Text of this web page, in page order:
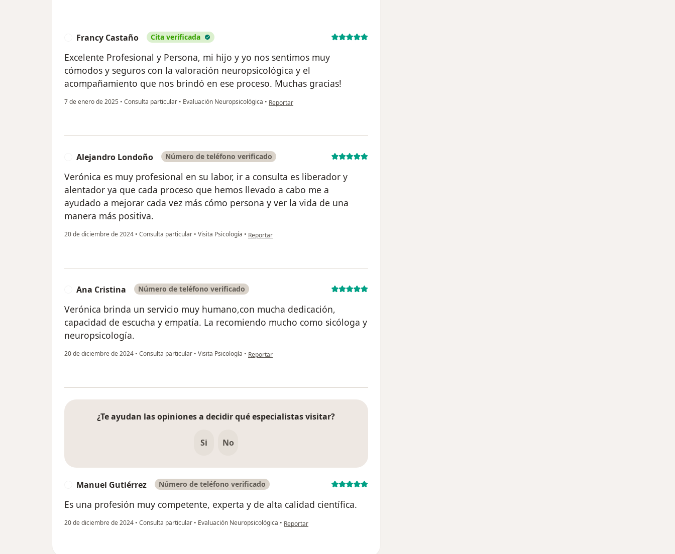
Francy Castaño Cita verificada
Excelente Profesional y Persona, mi hijo y yo nos sentimos muy
cómodos y seguros con la valoración neuropsicológica y el
acompañamiento que nos brindó en ese proceso. Muchas gracias!
7 de enero de 2025 • Consulta particular • Evaluación Neuropsicológica • en opinión del usuario Francy Castaño
Reportar
Alejandro Londoño Número de teléfono verificado
Verónica es muy profesional en su labor, ir a consulta es liberador y
alentador ya que cada proceso que hemos llevado a cabo me a
ayudado a mejorar cada vez más cómo persona y ver la vida de una
manera más positiva.
20 de diciembre de 2024 • Consulta particular • Visita Psicología • en opinión del usuario Alejandro Londoño
Reportar
Ana Cristina Número de teléfono verificado
Verónica brinda un servicio muy humano,con mucha dedicación,
capacidad de escucha y empatía. La recomiendo mucho como sicóloga y
neuropsicología.
20 de diciembre de 2024 • Consulta particular • Visita Psicología • en opinión del usuario Ana Cristina
Reportar
¿Te ayudan las opiniones a decidir qué especialistas visitar?
Si No
Manuel Gutiérrez Número de teléfono verificado
Es una profesión muy competente, experta y de alta calidad científica.
20 de diciembre de 2024 • Consulta particular • Evaluación Neuropsicológica • en opinión del usuario Manuel Gutiérrez
Reportar